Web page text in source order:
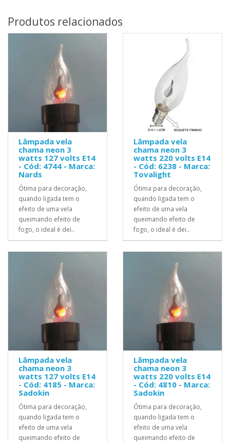
Produtos relacionados
Lâmpada vela
chama neon 3
watts 127 volts E14
- Cód: 4744 - Marca:
Nards
Ótima para decoração,
quando ligada tem o
efeito de uma vela
queimando efeito de
fogo, o ideal é dei..
Lâmpada vela
chama neon 3
watts 220 volts E14
- Cód: 6238 - Marca:
Tovalight
Ótima para decoração,
quando ligada tem o
efeito de uma vela
queimando efeito de
fogo, o ideal é dei..
Lâmpada vela
chama neon 3
watts 127 volts E14
- Cód: 4185 - Marca:
Sadokin
Ótima para decoração,
quando ligada tem o
efeito de uma vela
queimando efeito de
Lâmpada vela
chama neon 3
watts 220 volts E14
- Cód: 4810 - Marca:
Sadokin
Ótima para decoração,
quando ligada tem o
efeito de uma vela
queimando efeito de